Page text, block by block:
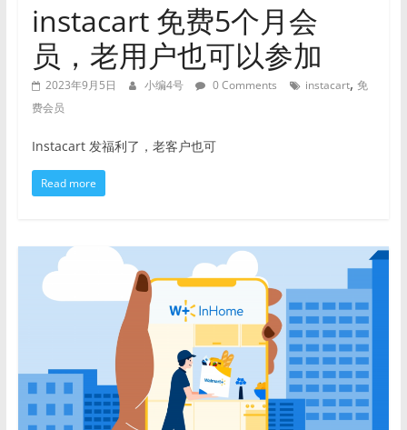
instacart 免费5个月会
员，老用户也可以参加
2023年9月5日 小编4号 0 Comments instacart, 免
费会员
Instacart 发福利了，老客户也可
Read more